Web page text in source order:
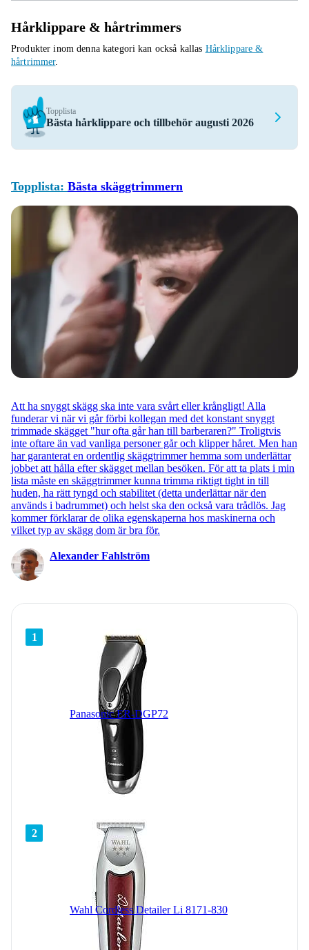
Hårklippare & hårtrimmers
Produkter inom denna kategori kan också kallas Hårklippare &
hårtrimmer.
Topplista
Bästa hårklippare och tillbehör augusti 2026
Topplista: Bästa skäggtrimmern
Att ha snyggt skägg ska inte vara svårt eller krångligt! Alla
funderar vi när vi går förbi kollegan med det konstant snyggt
trimmade skägget "hur ofta går han till barberaren?" Troligtvis
inte oftare än vad vanliga personer går och klipper håret. Men han
har garanterat en ordentlig skäggtrimmer hemma som underlättar
jobbet att hålla efter skägget mellan besöken. För att ta plats i min
lista måste en skäggtrimmer kunna trimma riktigt tight in till
huden, ha rätt tyngd och stabilitet (detta underlättar när den
används i badrummet) och helst ska den också vara trådlös. Jag
kommer förklarar de olika egenskaperna hos maskinerna och
vilket typ av skägg dom är bra för.
Alexander Fahlström
1
Panasonic ER-DGP72
2
Wahl Cordless Detailer Li 8171-830